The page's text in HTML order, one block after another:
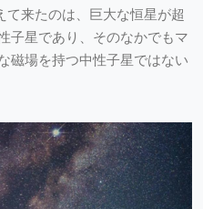
て来たのは、巨大な恒星が超
子星であり、そのなかでもマ
磁場を持つ中性子星ではない